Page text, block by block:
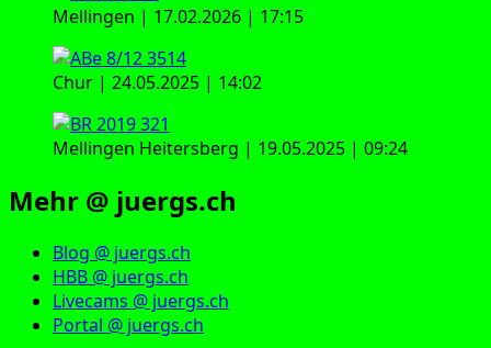
Mellingen | 17.02.2026 | 17:15
Chur | 24.05.2025 | 14:02
Mellingen Heitersberg | 19.05.2025 | 09:24
Mehr @ juergs.ch
Blog @ juergs.ch
HBB @ juergs.ch
Livecams @ juergs.ch
Portal @ juergs.ch